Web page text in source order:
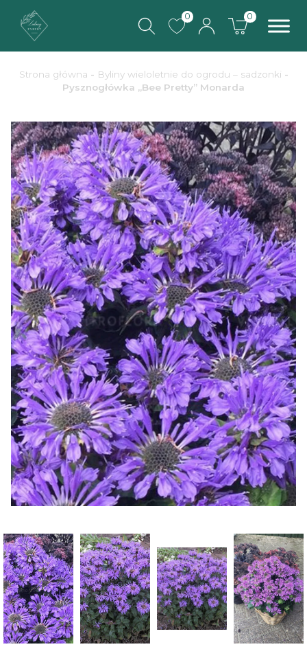
0 0
Strona główna - Byliny wieloletnie do ogrodu – sadzonki -
Pysznogłówka „Bee Pretty” Monarda